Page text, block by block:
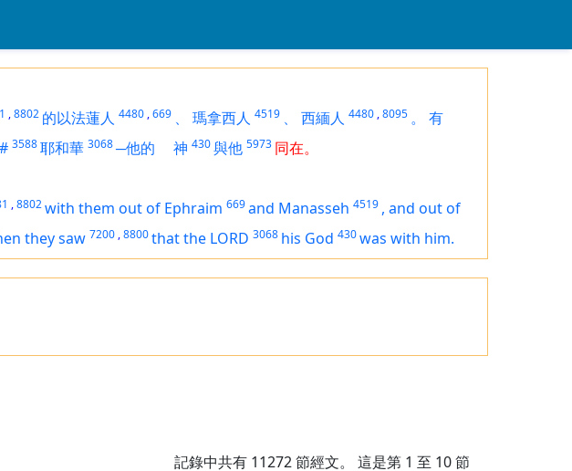
,8802 的以法蓮人 4480 ,669 、 瑪拿西人 4519 、 西緬人 4480 ,8095 。 有
# 3588耶和華 3068─他的 神 430與他 5973 同在。
,8802with them out of Ephraim 669and Manasseh 4519 , and out of
they saw 7200 ,8800that the LORD 3068 his God 430was with him.
記錄中共有 11272節經文。 這是第 1 至 10 節